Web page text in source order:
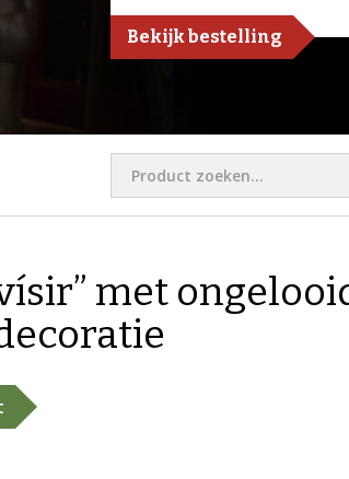
Bekijk bestelling
met